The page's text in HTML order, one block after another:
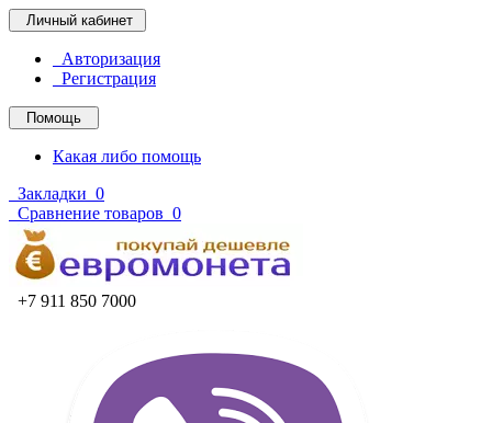
Личный кабинет
Авторизация
Регистрация
Помощь
Какая либо помощь
Закладки 0
Сравнение товаров 0
+7 911 850 7000